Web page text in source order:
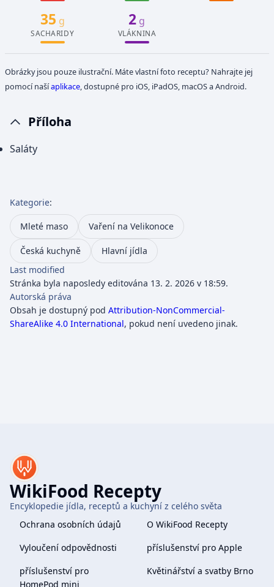
35 g
SACHARIDY
2 g
VLÁKNINA
Obrázky jsou pouze ilustrační. Máte vlastní foto receptu? Nahrajte jej
pomocí našíaplikace , dostupné pro iOS, iPadOS, macOS a Android.
Příloha
Saláty
Kategorie:
Mleté maso Vaření na Velikonoce
Česká kuchyně
Hlavní jídla
Last modified
Stránka byla naposledy editována 13. 2. 2026 v 18:59.
Autorská práva
Obsah je dostupný pod Attribution-NonCommercial-
ShareAlike 4.0 International, pokud není uvedeno jinak.
WikiFood Recepty
Encyklopedie jídla, receptů a kuchyní z celého světa
Ochrana osobních údajů
O WikiFood Recepty
Vyloučení odpovědnosti
příslušenství pro Apple
příslušenství pro
HomePod mini
Květinářství a svatby Brno